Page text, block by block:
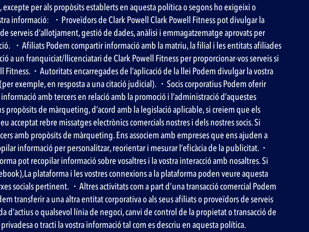
per als propòsits establerts en aquesta política o segons ho exigeixi o
informació: ‍ ・Proveïdors de Clark Powell Clark Powell Fitness pot divulgar la
serveis d’allotjament, gestió de dades, anàlisi i emmagatzematge aprovats per
・Afiliats Podem compartir informació amb la matriu, la filial i les entitats afiliades
a un franquiciat/llicenciatari de Clark Powell Fitness per proporcionar-vos serveis si
・Autoritats encarregades de l’aplicació de la llei Podem divulgar la vostra
exemple, en resposta a una citació judicial). ・Socis corporatius Podem oferir
amb tercers en relació amb la promoció i l’administració d’aquestes
de màrqueting, d’acord amb la legislació aplicable, si creiem que els
rebre missatges electrònics comercials nostres i dels nostres socis. Si
amb propòsits de màrqueting. Ens associem amb empreses que ens ajuden a
informació per personalitzar, reorientar i mesurar l’eficàcia de la publicitat.・
pot recopilar informació sobre vosaltres i la vostra interacció amb nosaltres. Si
plataforma i les vostres connexions a la plataforma poden veure aquesta
socials pertinent. ・Altres activitats com a part d’una transacció comercial Podem
transferir a una altra entitat corporativa o als seus afiliats o proveïdors de serveis
o qualsevol línia de negoci, canvi de control de la propietat o transacció de
o tracti la vostra informació tal com es descriu en aquesta política.